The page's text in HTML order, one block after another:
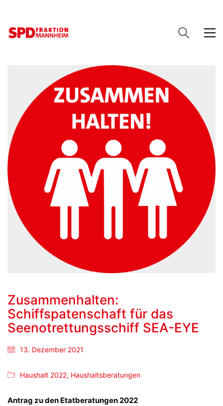
Zusammenhalten:
Schiffspatenschaft für das
Seenotrettungsschiff SEA-EYE
13. Dezember 2021
Haushalt 2022, Haushaltsberatungen
Antrag zu den Etatberatungen 2022